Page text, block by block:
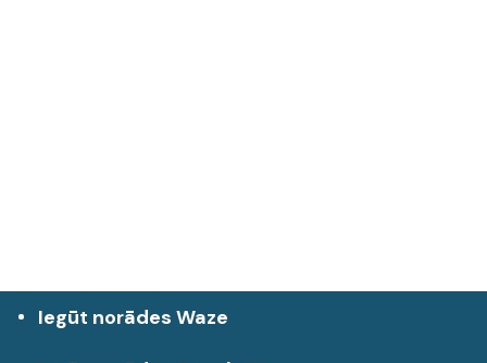
Iegūt norādes Waze